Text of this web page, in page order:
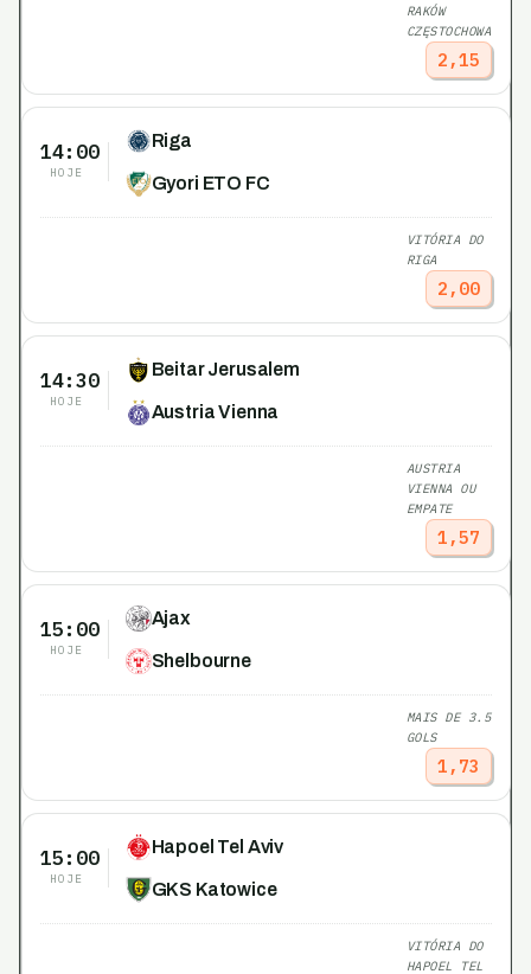
RAKÓW
CZĘSTOCHOWA
2,15
14:00
HOJE
Riga
Gyori ETO FC
VITÓRIA DO
RIGA
2,00
14:30
HOJE
Beitar Jerusalem
Austria Vienna
AUSTRIA
VIENNA OU
EMPATE
1,57
15:00
HOJE
Ajax
Shelbourne
MAIS DE 3.5
GOLS
1,73
15:00
HOJE
Hapoel Tel Aviv
GKS Katowice
VITÓRIA DO
HAPOEL TEL